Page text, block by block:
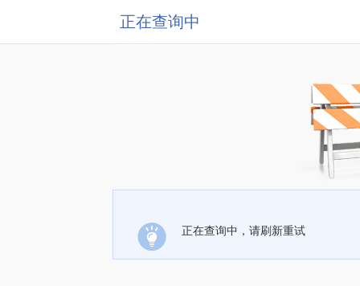
正在查询中
正在查询中，请刷新重试